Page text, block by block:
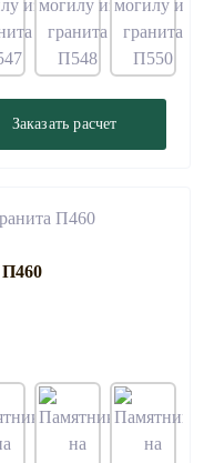
Заказать расчет
П460